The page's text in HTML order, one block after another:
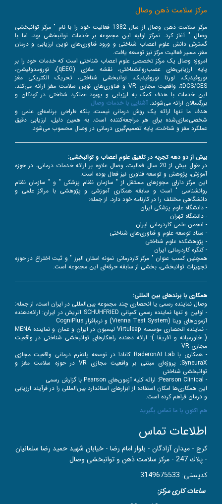
مرکز سلامت ذهن وصال
مرکز سلامت ذهن وصال از سال 1382 فعالیت خود را با نام " مرکز توانبخشی
وصال " آغاز کرد. تمرکز اولیه این مجموعه بر خدمات توانبخشی بود، اما با
گسترش دانش علوم اعصاب شناختی و ورود فناوری‌های نوین ارزیابی و درمان
مغز، مسیر فعالیت مرکز نیز توسعه یافت.
امروزه وصال یک مرکز تخصصی علوم اعصاب شناختی است که خدمات خود را بر
پایه ارزیابی‌های عصب‌روانشناختی، نقشه مغزی (qEEG)، نورومدولیشن،
نوروفیدبک، لورتا نوروفیدبک، توانبخشی شناختی، تحریک الکتریکی مغز
tDCS/CES، واقعیت مجازی VR و فناوری‌های نوین سلامت مغز ارائه می‌کند.
این خدمات با هدف کمک به ارزیابی و بهبود عملکرد شناختی در کودکان و
بزرگسالان ارائه می‌شوند. آشنایی با خدمات وصال
هدف ما تنها ارائه یک روش درمانی نیست، بلکه طراحی برنامه‌ای علمی و
شخصی‌سازی‌شده برای هر مراجعه‌کننده است. به همین دلیل، ارزیابی دقیق
عملکرد مغز و شناخت، پایه تصمیم‌گیری درمانی در وصال محسوب می‌شود.
بیش از دو دهه تجربه در تلفیق علوم اعصاب و توانبخشی:
در طول بیش از 20 سال فعالیت، وصال علاوه بر ارائه خدمات درمانی، در حوزه
آموزش، پژوهش و توسعه فناوری نیز فعال بوده است.
این مرکز دارای مجوزهای مستقل از " سازمان نظام پزشکی " و " سازمان نظام
روانشناسی " است و سابقه همکاری آموزشی و پژوهشی با مراکز علمی و
دانشگاهی مختلف را در کارنامه خود دارد. از جمله:
- دانشگاه علوم پزشکی ایران
- دانشگاه تهران
- انجمن علمی کاردرمانی ایران
- ستاد توسعه علوم و فناوری‌های شناختی
- پژوهشکده علوم شناختی
- کنگره کاردرمانی ایران
همچنین کسب عنوان " مرکز کاردرمانی نمونه استان البرز " و ثبت اختراع در حوزه
تجهیزات توانبخشی، بخشی از سابقه حرفه‌ای این مجموعه است.
همکاری با برندهای بین‌ المللی:
وصال نماینده رسمی یا انحصاری چند مجموعه بین‌المللی در ایران است، از جمله:
- اولین و تنها نماینده رسمی کمپانی
SCHUHFRIED اتریش در ایران: ارائه‌دهنده
آزمون‌های وینا (Vienna Test System) و نرم‌افزار CogniPlus
- نماینده انحصاری موسسه Virtuleap لیسبون در ایران و عمان و نماینده MENA
( خاورمیانه و آفریقا ): ارائه دهنده راهکارهای توانبخشی شناختی در واقعیت
مجازی VR
- همکاری با RaderonAI Lab کانادا در توسعه پلتفرم درمانی واقعیت مجازی
SyneuraX: پروژه‌ای مبتنی بر واقعیت مجازی VR در حوزه سلامت مغز و
توانبخشی شناختی
- Pearson Clinical: ارائه کلیه آزمون‌های Pearson با گزارش رسمی
این همکاری‌ها امکان استفاده از ابزارهای استاندارد بین‌المللی را در فرآیند ارزیابی
و درمان فراهم کرده است.
هم اکنون با ما تماس بگیرید
اطلاعات تماس
کرج - ميدان آزادگان - بلوار امام رضا - خيابان شهيد حميد رضا سلمانيان
- پلاك 247 - مركز سلامت ذهن و توانبخشی وصال
کدپستی: 3149675533
ساعات کاری مرکز: